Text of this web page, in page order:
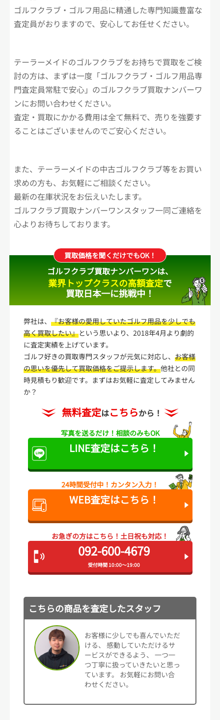
ゴルフクラブ・ゴルフ用品に精通した専門知識豊富な
査定員がおりますので、安心してお任せください。
テーラーメイドのゴルフクラブをお持ちで買取をご検
討の方は、まずは一度「ゴルフクラブ・ゴルフ用品専
門査定員常駐で安心」のゴルフクラブ買取ナンバーワ
ンにお問い合わせください。
査定・買取にかかる費用は全て無料で、売りを強要す
ることはございませんのでご安心ください。
また、テーラーメイドの中古ゴルフクラブ等をお買い
求めの方も、お気軽にご相談ください。
最新の在庫状況をお伝えいたします。
ゴルフクラブ買取ナンバーワンスタッフ一同ご連絡を
心よりお待ちしております。
買取価格を聞くだけでもOK！
ゴルフクラブ買取ナンバーワンは、
業界トップクラスの高額査定で
買取日本一に挑戦中！
弊社は、『お客様の愛用していたゴルフ用品を少しでも
高く買取したい』という思いより、2018年4月より劇的
に査定実績を上げています。
ゴルフ好きの買取専門スタッフが元気に対応し、お客様
の思いを優先して買取価格をご提示します。他社との同
時見積もり歓迎です。まずはお気軽に査定してみません
か？
無料査定はこちらから！
写真を送るだけ！ 相談のみもOK
LINE査定はこちら！
24時間受付中！ カンタン入力！
WEB査定はこちら！
お急ぎの方はこちら！ 土日祝も対応！
092-600-4679
受付時間 10:00～19:00
こちらの商品を査定したスタッフ
お客様に少しでも喜んでいただ
ける、 感動していただけるサ
ービスができるよう、 一つ一
つ丁寧に扱っていきたいと思っ
ています。 お気軽にお問い合
わせください。